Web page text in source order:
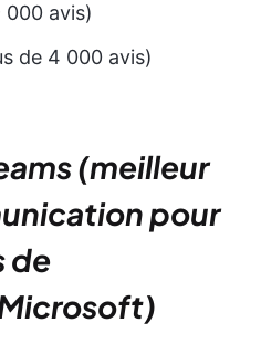
000 avis)
de 4 000 avis)
(meilleur
pour
de